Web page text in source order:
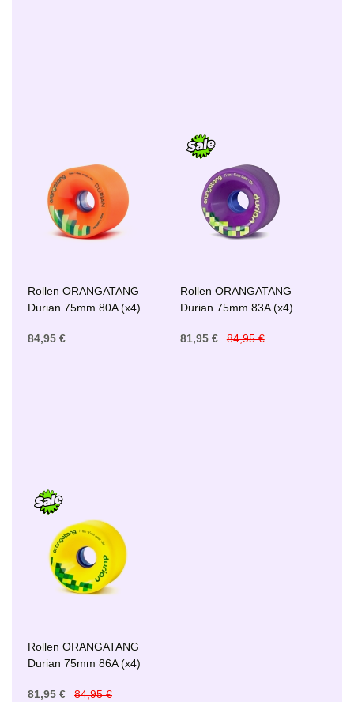
Rollen ORANGATANG
Durian 75mm 80A (x4)
84,95 €
Rollen ORANGATANG
Durian 75mm 83A (x4)
81,95 € 84,95 €
Rollen ORANGATANG
Durian 75mm 86A (x4)
81,95 € 84,95 €